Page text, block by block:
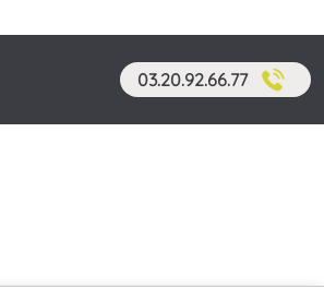
03.20.92.66.77